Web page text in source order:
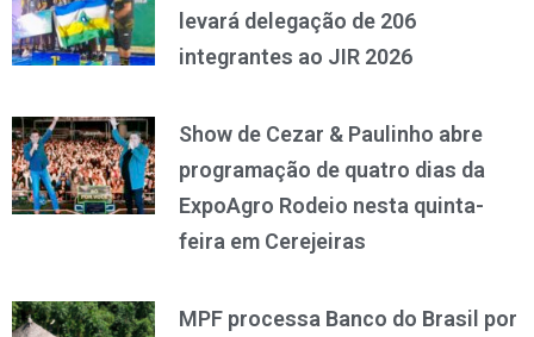
levará delegação de 206
integrantes ao JIR 2026
Show de Cezar & Paulinho abre
programação de quatro dias da
ExpoAgro Rodeio nesta quinta-
feira em Cerejeiras
MPF processa Banco do Brasil por